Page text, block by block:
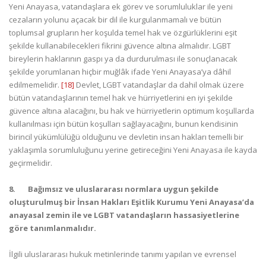
Yeni Anayasa, vatandaşlara ek görev ve sorumluluklar ile yeni
cezaların yolunu açacak bir dil ile kurgulanmamalı ve bütün
toplumsal grupların her koşulda temel hak ve özgürlüklerini eşit
şekilde kullanabilecekleri fikrini güvence altına almalıdır. LGBT
bireylerin haklarının gaspı ya da durdurulması ile sonuçlanacak
şekilde yorumlanan hiçbir muğlâk ifade Yeni Anayasa’ya dâhil
edilmemelidir. [18] Devlet, LGBT vatandaşlar da dahil olmak üzere
bütün vatandaşlarının temel hak ve hürriyetlerini en iyi şekilde
güvence altına alacağını, bu hak ve hürriyetlerin optimum koşullarda
kullanılması için bütün koşulları sağlayacağını, bunun kendisinin
birincil yükümlülüğü olduğunu ve devletin insan hakları temelli bir
yaklaşımla sorumluluğunu yerine getireceğini Yeni Anayasa ile kayda
geçirmelidir.
8. Bağımsız ve uluslararası normlara uygun şekilde
oluşturulmuş bir İnsan Hakları Eşitlik Kurumu Yeni Anayasa’da
anayasal zemin ile ve LGBT vatandaşların hassasiyetlerine
göre tanımlanmalıdır.
İlgili uluslararası hukuk metinlerinde tanımı yapılan ve evrensel